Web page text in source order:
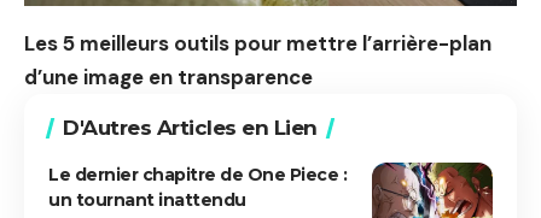
Les 5 meilleurs outils pour mettre l’arrière-plan
d’une image en transparence
D'Autres Articles en Lien
Le dernier chapitre de One Piece :
un tournant inattendu